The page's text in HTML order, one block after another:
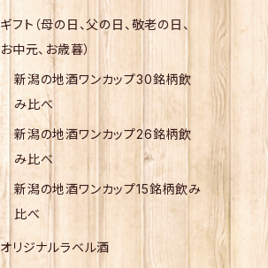
ギフト（母の日、父の日、敬老の日、
お中元、お歳暮）
新潟の地酒ワンカップ30銘柄飲
み比べ
新潟の地酒ワンカップ26銘柄飲
み比べ
新潟の地酒ワンカップ15銘柄飲み
比べ
オリジナルラベル酒